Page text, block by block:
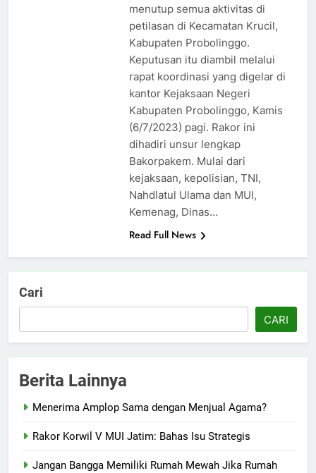
menutup semua aktivitas di
petilasan di Kecamatan Krucil,
Kabupaten Probolinggo.
Keputusan itu diambil melalui
rapat koordinasi yang digelar di
kantor Kejaksaan Negeri
Kabupaten Probolinggo, Kamis
(6/7/2023) pagi. Rakor ini
dihadiri unsur lengkap
Bakorpakem. Mulai dari
kejaksaan, kepolisian, TNI,
Nahdlatul Ulama dan MUI,
Kemenag, Dinas…
Read Full News
Cari
CARI
Berita Lainnya
Menerima Amplop Sama dengan Menjual Agama?
Rakor Korwil V MUI Jatim: Bahas Isu Strategis
Jangan Bangga Memiliki Rumah Mewah Jika Rumah